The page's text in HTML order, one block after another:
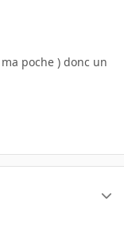
poche ) donc un